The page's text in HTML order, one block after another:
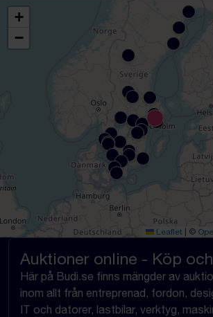
+
−
Leaflet | ©
Auktioner online - Köp
Här på Budi.se finns mängder av
inom allt från entreprenad, fordon,
IT och datorer, lastbilar, verktyg,